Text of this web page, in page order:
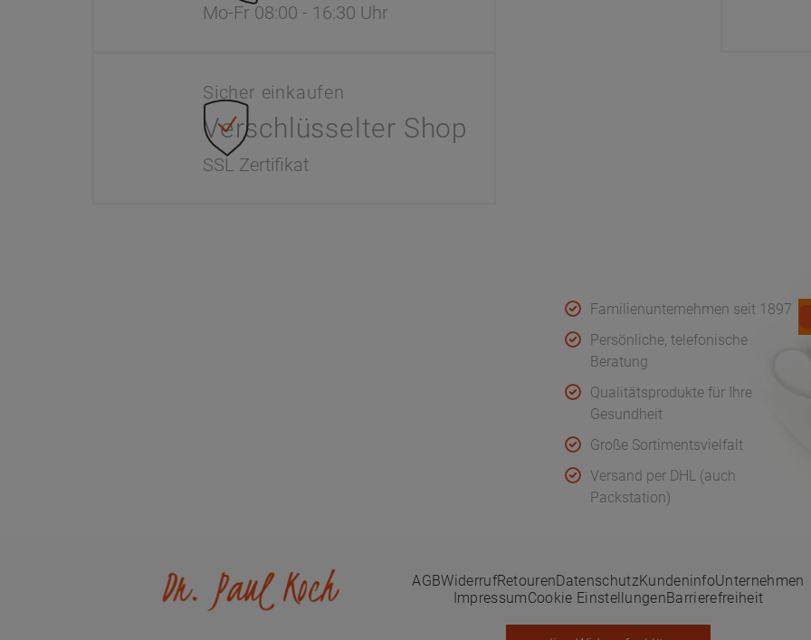
Mo-Fr 08:00 - 16:30 Uhr
Sicher einkaufen
Verschlüsselter Shop
SSL Zertifikat
Familienunternehmen seit 1897
Persönliche, telefonische
Beratung
Qualitätsprodukte für Ihre
Gesundheit
Große Sortimentsvielfalt
Versand per DHL (auch
Packstation)
AGBWiderrufRetourenDatenschutzKundeninfoUnternehmen
ImpressumCookie EinstellungenBarrierefreiheit